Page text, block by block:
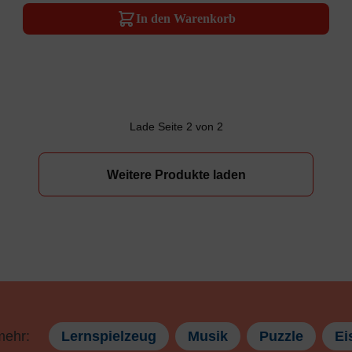
In den Warenkorb
Weitere Produkte laden
Lade Seite 2 von 2
Lernspielzeug Musik Puzzle